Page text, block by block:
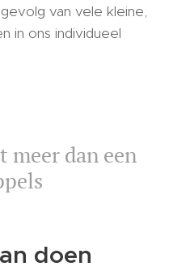
van vele kleine,
in ons individueel
meer dan een
doen